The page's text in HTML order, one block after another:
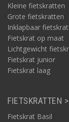
Kleine fietskratten
Grote fietskratten
Inklapbaar fietskrat
Fietskrat op maat
Lichtgewicht
Fietskrat junior
Fietskrat laag
FIETSKRATTEN
Fietskrat Basil